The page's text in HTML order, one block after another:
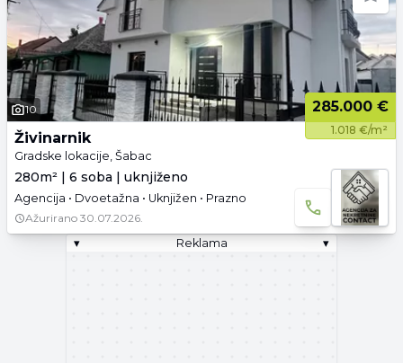
10 285.000 €
1.018 €/m²
Živinarnik
Gradske lokacije, Šabac
280m² | 6 soba | uknjiženo
Agencija • Dvoetažna • Uknjižen • Prazno
Ažurirano 30.07.2026.
▾
Reklama ▾